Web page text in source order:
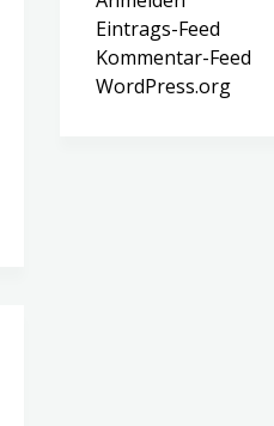
Eintrags-Feed
Kommentar-Feed
WordPress.org